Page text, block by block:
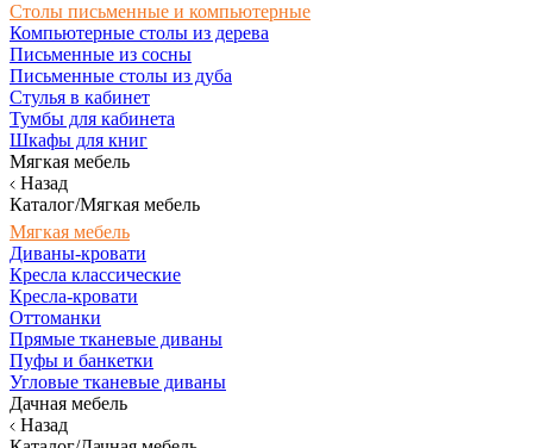
Столы письменные и компьютерные
Компьютерные столы из дерева
Письменные из сосны
Письменные столы из дуба
Стулья в кабинет
Тумбы для кабинета
Шкафы для книг
Мягкая мебель
Назад
Каталог/Мягкая мебель
Мягкая мебель
Диваны-кровати
Кресла классические
Кресла-кровати
Оттоманки
Прямые тканевые диваны
Пуфы и банкетки
Угловые тканевые диваны
Дачная мебель
Назад